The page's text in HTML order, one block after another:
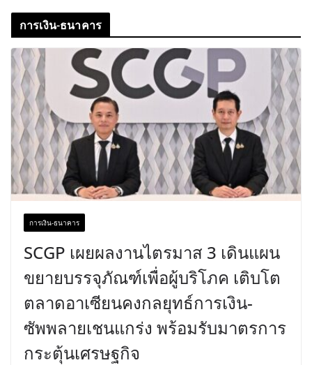
การเงิน-ธนาคาร
การเงิน-ธนาคาร
SCGP เผยผลงานไตรมาส 3 เดินแผน
ขยายบรรจุภัณฑ์เพื่อผู้บริโภค เติบโต
ตลาดอาเซียนคงกลยุทธ์การเงิน-
ซัพพลายเชนแกร่ง พร้อมรับมาตรการ
กระตุ้นเศรษฐกิจ